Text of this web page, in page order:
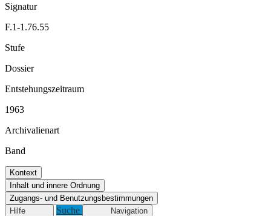
Signatur
F.1-1.76.55
Stufe
Dossier
Entstehungszeitraum
1963
Archivalienart
Band
Kontext
Inhalt und innere Ordnung
Zugangs- und Benutzungsbestimmungen
Hilfe
Suche Navigation